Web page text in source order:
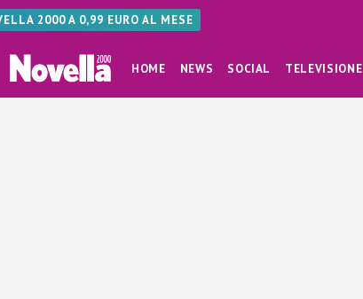
2000 A 0,99 EURO AL MESE
HOME NEWS SOCIAL TELEVISIONE